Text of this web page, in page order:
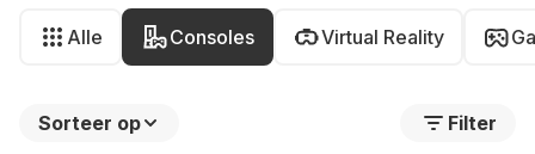
Alle Consoles Virtual Reality
Sorteer op Filter